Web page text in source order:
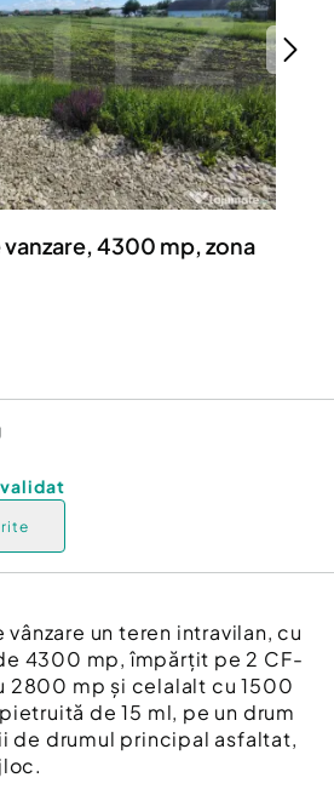
profesionale
4300 mp, zona
validat
vânzare un teren intravilan, cu
4300 mp, împărțit pe 2 CF-
2800 mp și celalalt cu 1500
de 15 ml, pe un drum
de drumul principal asfaltat,